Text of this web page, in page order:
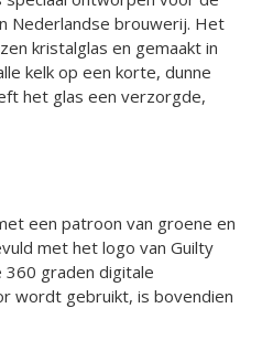
Nederlandse brouwerij. Het
kristalglas en gemaakt in
kelk op een korte, dunne
het glas een verzorgde,
een patroon van groene en
met het logo van Guilty
360 graden digitale
wordt gebruikt, is bovendien